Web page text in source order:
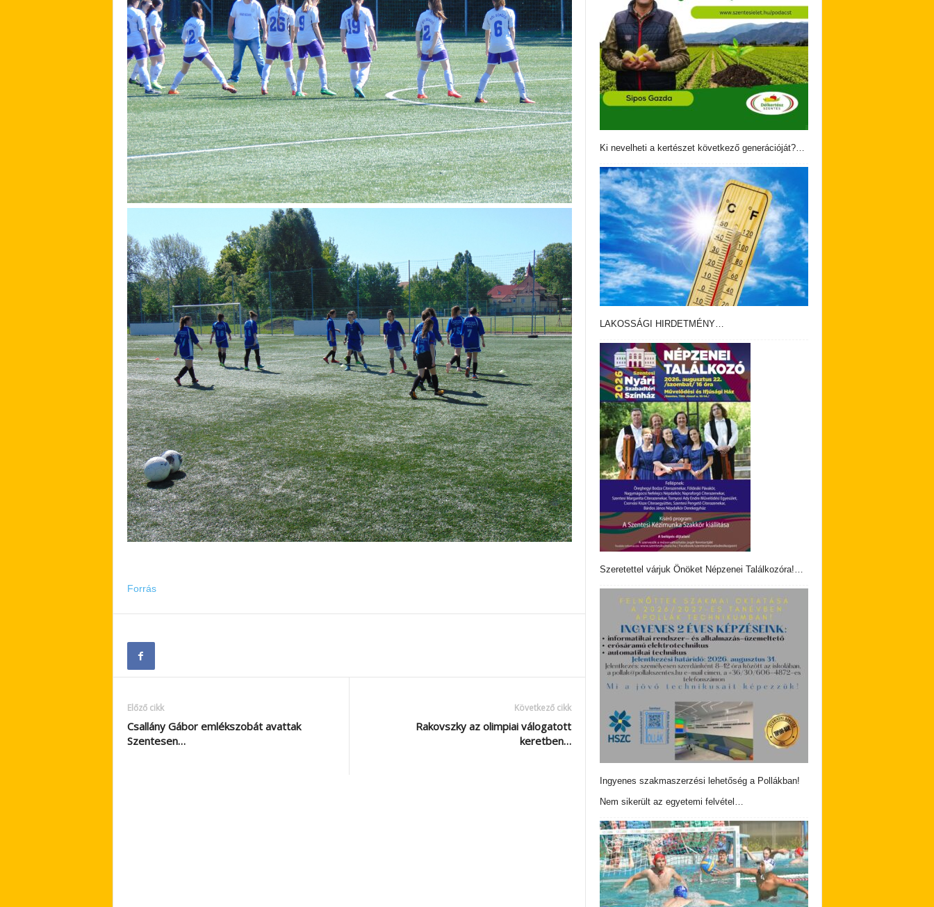
Forrás
Előző cikk
Csallány Gábor emlékszobát avattak
Szentesen…
Következő cikk
Rakovszky az olimpiai válogatott
keretben…
Ki nevelheti a kertészet következő generációját?…
LAKOSSÁGI HIRDETMÉNY…
Szeretettel várjuk Önöket Népzenei Találkozóra!…
Ingyenes szakmaszerzési lehetőség a Pollákban!
Nem sikerült az egyetemi felvétel…